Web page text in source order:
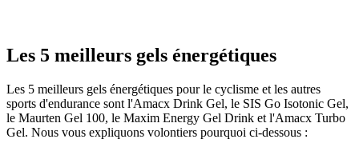
Les 5 meilleurs gels énergétiques
Les 5 meilleurs gels énergétiques pour le cyclisme et les autres
sports d'endurance sont l'Amacx Drink Gel, le SIS Go Isotonic Gel,
le Maurten Gel 100, le Maxim Energy Gel Drink et l'Amacx Turbo
Gel. Nous vous expliquons volontiers pourquoi ci-dessous :